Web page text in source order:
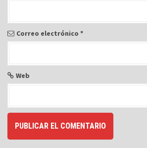
Correo electrónico *
Web